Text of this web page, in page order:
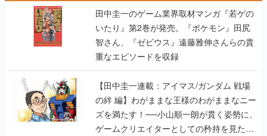
田中圭一のゲーム業界取材マンガ『若ゲの
いたり』第2巻が発売。『ポケモン』田尻
智さん、『ゼビウス』遠藤雅伸さんらの貴
重なエピソードを収録
【田中圭一連載：アイマス/ガンダム 戦場
の絆 編】わがままな王様のわがままなニー
ズを満たす！──小山順一朗が貫く姿勢に、
ゲームクリエイターとしての矜持を見た